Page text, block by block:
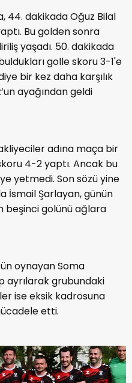
44. dakikada Oğuz Bilal
Bu golden sonra
yaşadı. 50. dakikada
golle skoru 3-1'e
bir kez daha karşılık
ayağından geldi
adına maça bir
4-2 yaptı. Ancak bu
yetmedi. Son sözü yine
İsmail Şarlayan, günün
beşinci golünü ağlara
oynayan Soma
ayrılarak grubundaki
ise eksik kadrosuna
etti.